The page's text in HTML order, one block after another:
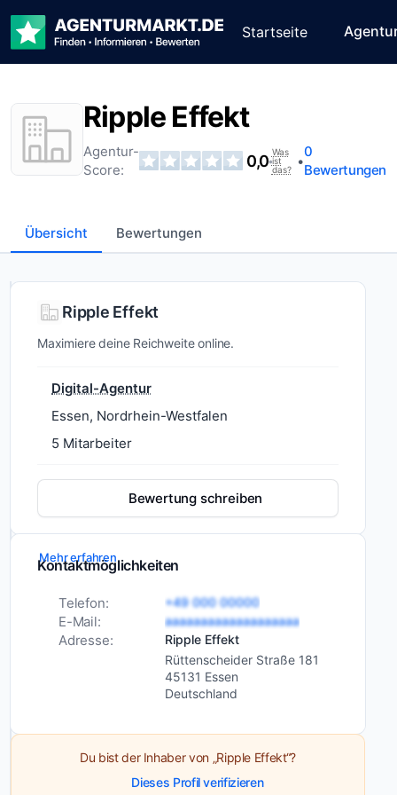
Startseite
Ripple Effekt
Agentur-
Score:
0,0•
Was
ist
das?
•
0
Bewertungen
Übersicht Bewertungen
Wer ist
Effekt?
Die
Ripple
Agentur
digitale
Agentur
Sitz
Kommunikation
Mehr erfahren
Dienstleistungen
Film- und
Videoproduktion
Fotografie
Performance-
Marketing
Ripple Effekt
Maximiere deine Reichweite online.
Digital-Agentur
Essen, Nordrhein-Westfalen
5 Mitarbeiter
Bewertung schreiben
Kontaktmöglichkeiten
Telefon: +49 000 00000
E-Mail: aaaaaaaaaaaaaaaaaaa
Adresse:
Ripple Effekt
Rüttenscheider Straße 181
45131 Essen
Deutschland
Du bist der Inhaber von „Ripple Effekt“?
Dieses Profil verifizieren